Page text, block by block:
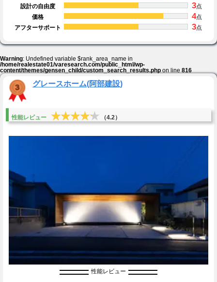
設計の自由度
3点
価格
4点
アフターサポート
3点
Warning: Undefined variable $rank_area_name in
/home/realestate01/varesearch.com/public_html/wp-
content/themes/gensen_child/custom_search_results.php on line 816
グレースホーム(阿部建設)
性能レビュー ★★★★★
★★★★★ （4.2）
性能レビュー